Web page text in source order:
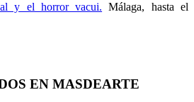
y el horror vacui. Málaga, hasta el
EN MASDEARTE